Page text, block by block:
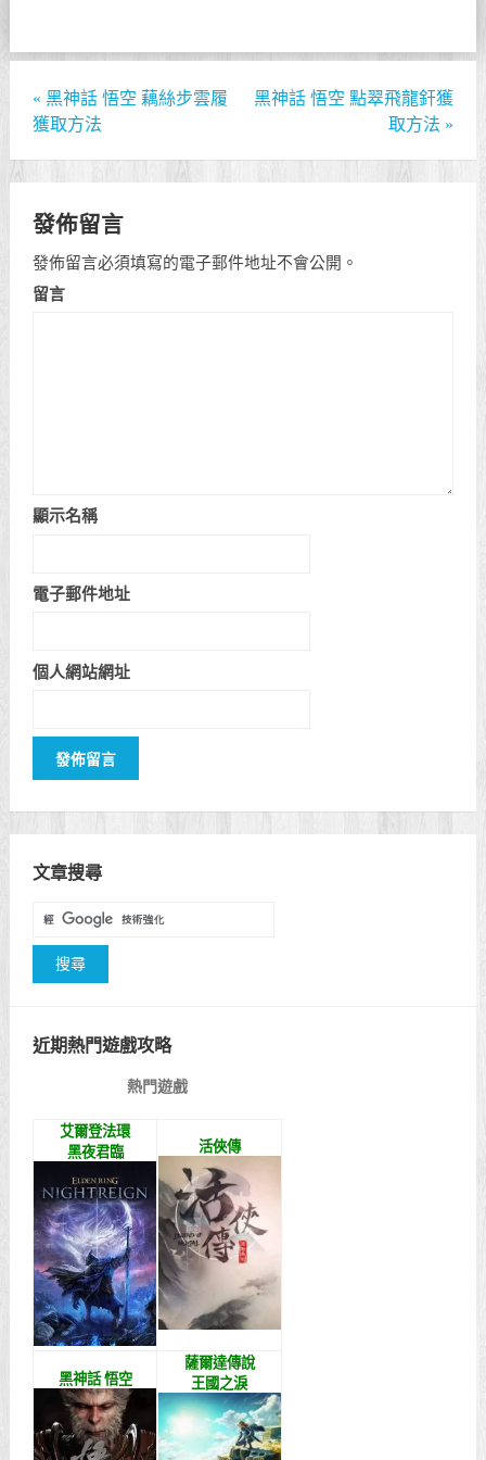
« 黑神話 悟空 藕絲步雲履
獲取方法
黑神話 悟空 點翠飛龍釬獲
取方法 »
發佈留言
發佈留言必須填寫的電子郵件地址不會公開。
留言
顯示名稱
電子郵件地址
個人網站網址
文章搜尋
近期熱門遊戲攻略
熱門遊戲
艾爾登法環
黑夜君臨
活俠傳
黑神話 悟空
薩爾達傳說
王國之淚